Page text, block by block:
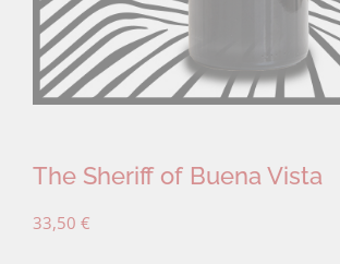
The Sheriff of Buena Vista
33,50 €